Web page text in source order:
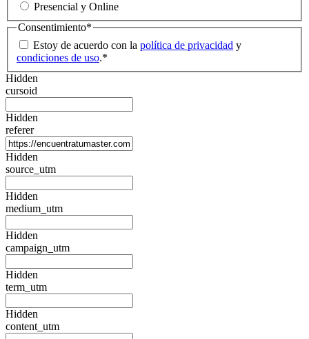
Presencial y Online
Consentimiento*
Estoy de acuerdo con la política de privacidad y
condiciones de uso.*
Hidden
cursoid
Hidden
referer
Hidden
source_utm
Hidden
medium_utm
Hidden
campaign_utm
Hidden
term_utm
Hidden
content_utm